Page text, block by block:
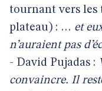
tournant vers les
plateau) : … et
n’auraient pas
- David Pujadas :
convaincre. Il